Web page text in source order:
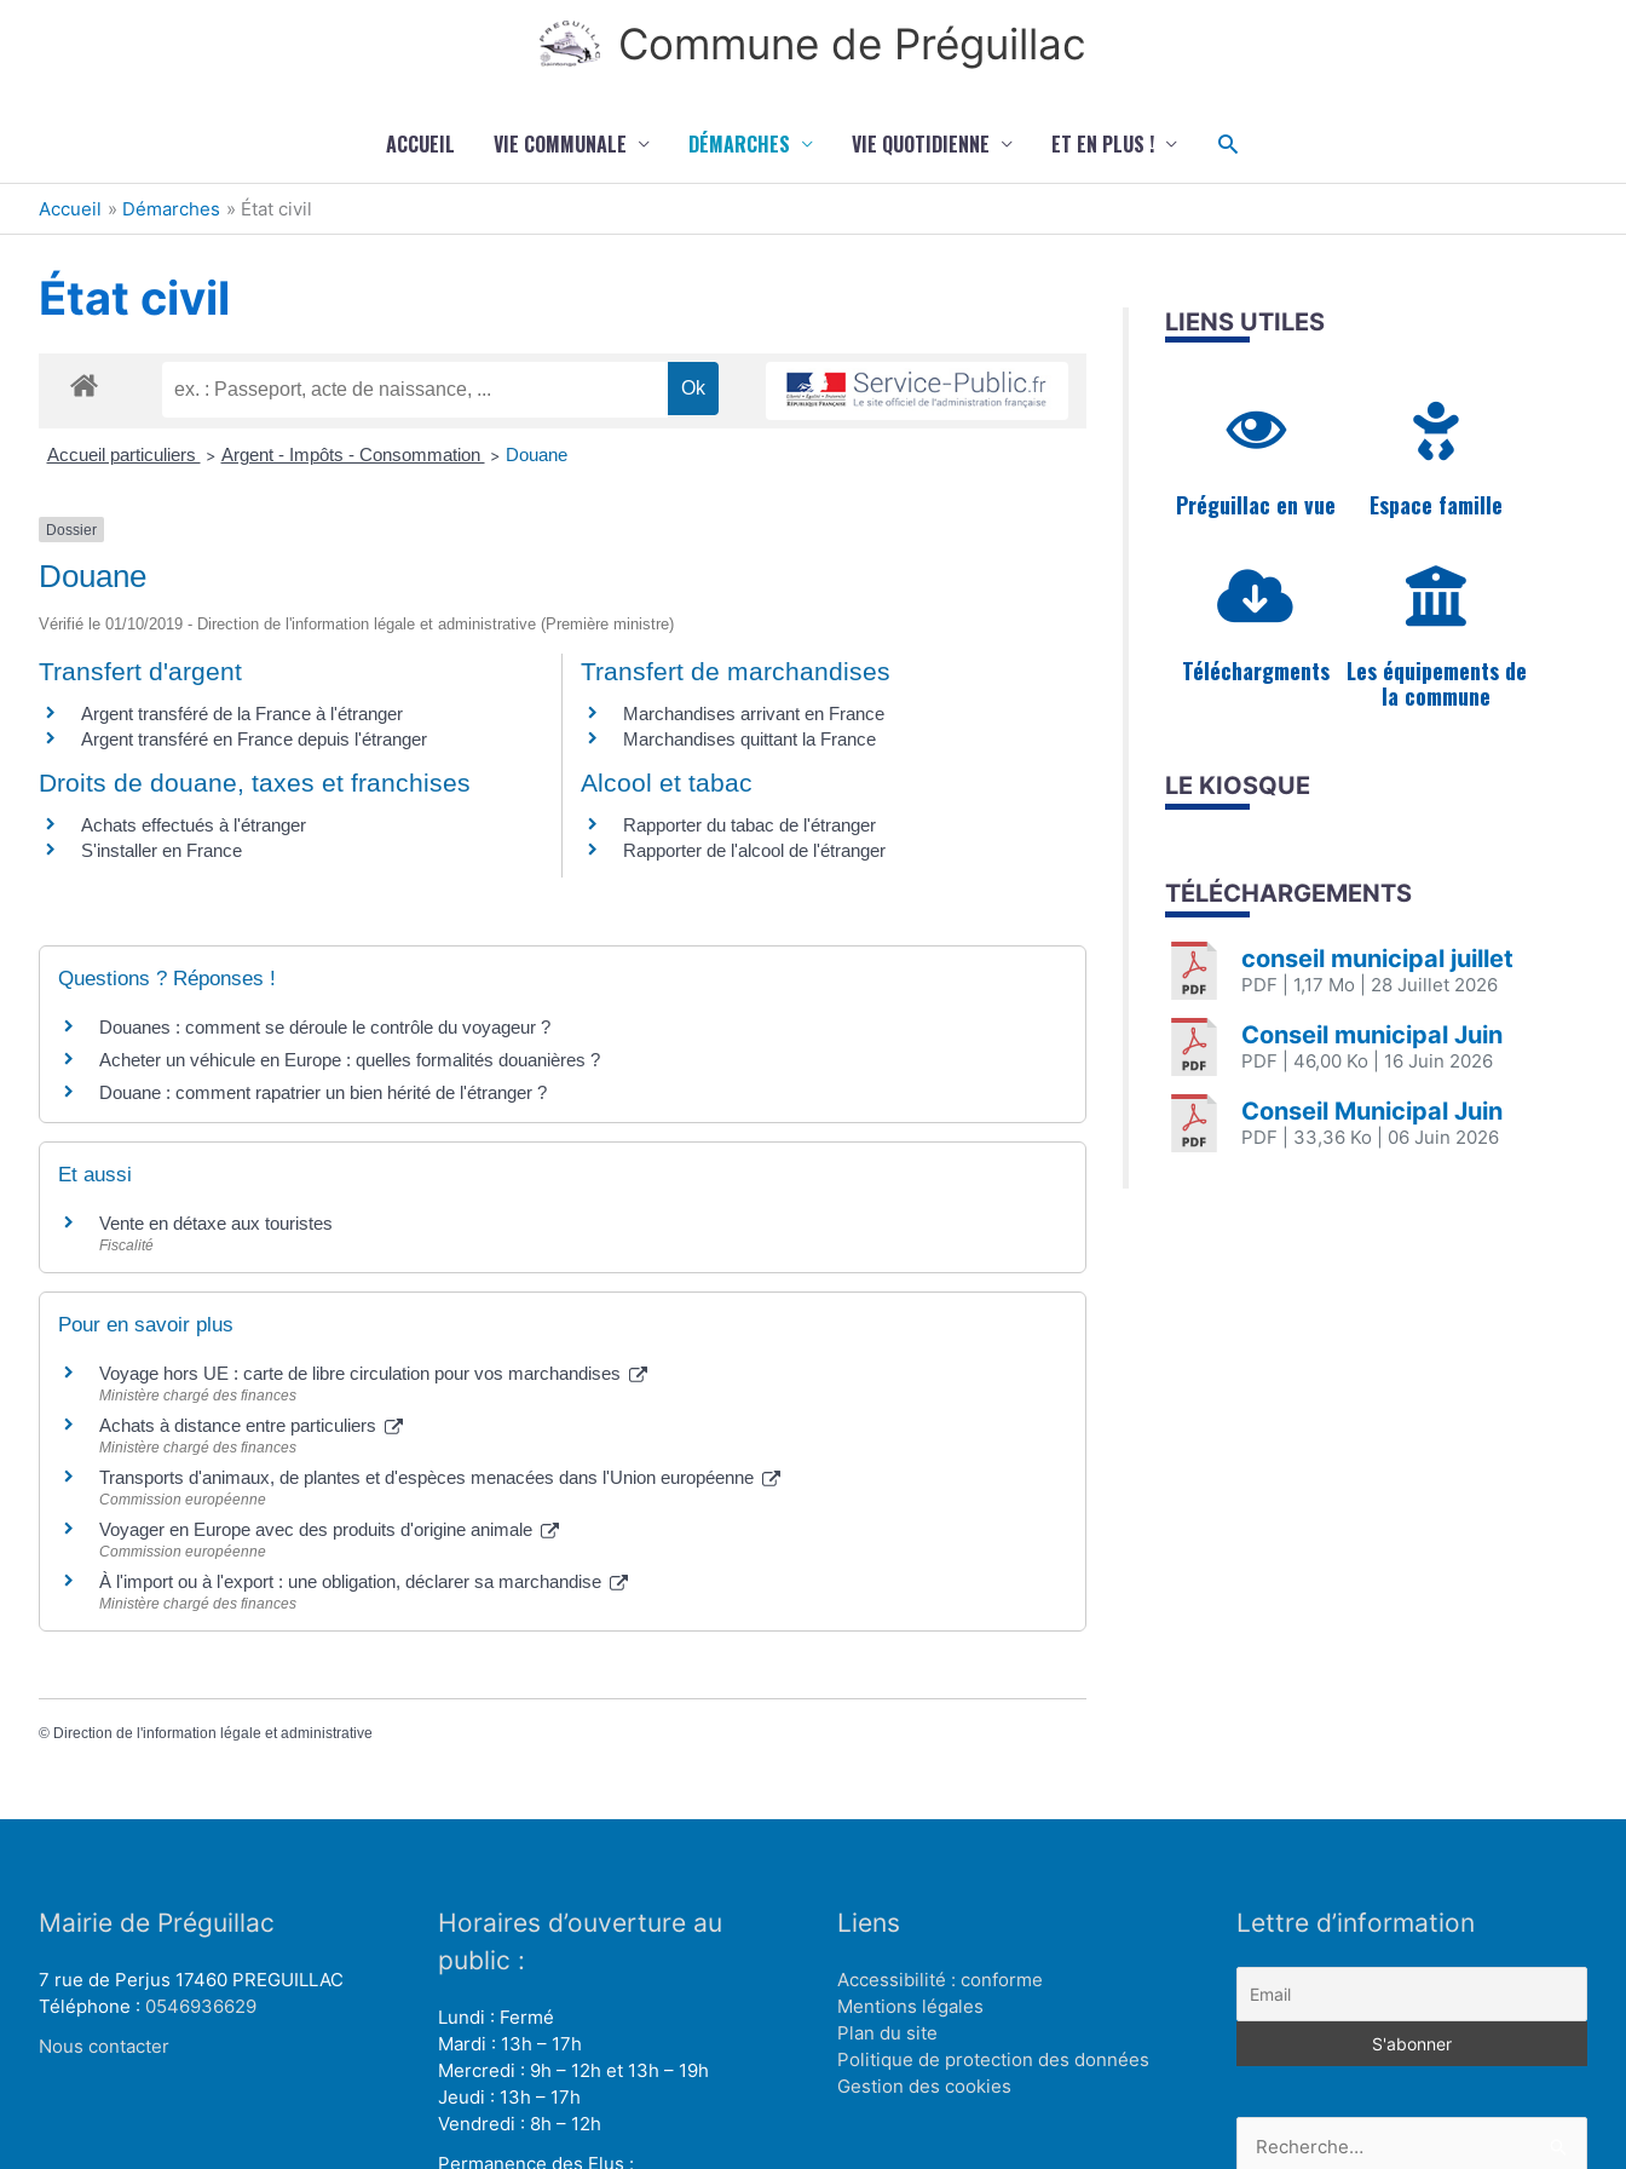
Commune de Préguillac
ACCUEIL VIE COMMUNALE DÉMARCHES VIE QUOTIDIENNE ET EN PLUS ! Rechercher
Accueil Démarches État civil
État civil
Accueil particuliers > Argent - Impôts - Consommation > Douane
Dossier
Douane
Vérifié le 01/10/2019 - Direction de l'information légale et administrative (Première ministre)
Transfert d'argent
Argent transféré de la France à l'étranger
Argent transféré en France depuis l'étranger
Transfert de marchandises
Marchandises arrivant en France
Marchandises quittant la France
Droits de douane, taxes et franchises
Achats effectués à l'étranger
S'installer en France
Alcool et tabac
Rapporter du tabac de l'étranger
Rapporter de l'alcool de l'étranger
Questions ? Réponses !
Douanes : comment se déroule le contrôle du voyageur ?
Acheter un véhicule en Europe : quelles formalités douanières ?
Douane : comment rapatrier un bien hérité de l'étranger ?
Et aussi
Vente en détaxe aux touristes
Fiscalité
Pour en savoir plus
Voyage hors UE : carte de libre circulation pour vos marchandises
Ministère chargé des finances
Achats à distance entre particuliers
Ministère chargé des finances
Transports d'animaux, de plantes et d'espèces menacées dans l'Union européenne
Commission européenne
Voyager en Europe avec des produits d'origine animale
Commission européenne
À l'import ou à l'export : une obligation, déclarer sa marchandise
Ministère chargé des finances
© Direction de l'information légale et administrative
LIENS UTILES
Préguillac en vue Espace famille
Téléchargments Les équipements de
la commune
LE KIOSQUE
TÉLÉCHARGEMENTS
conseil municipal juillet
PDF | 1,17 Mo | 28 Juillet 2026
Conseil municipal Juin
PDF | 46,00 Ko | 16 Juin 2026
Conseil Municipal Juin
PDF | 33,36 Ko | 06 Juin 2026
Mairie de Préguillac
7 rue de Perjus 17460 PREGUILLAC
Téléphone : 0546936629
Nous contacter
Horaires d’ouverture au
public :
Lundi : Fermé
Mardi : 13h – 17h
Mercredi : 9h – 12h et 13h – 19h
Jeudi : 13h – 17h
Vendredi : 8h – 12h
Permanence des Elus :
Liens
Accessibilité : conforme
Mentions légales
Plan du site
Politique de protection des données
Gestion des cookies
Lettre d’information